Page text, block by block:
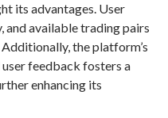
its advantages. User
and available trading pairs
the platform’s
feedback fosters a
enhancing its